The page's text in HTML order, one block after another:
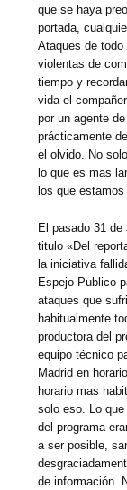
que se haya
portada,
Ataques de
violentas de
tiempo y
vida el
por un agente
prácticamente
el olvido. No
lo que es mas
los que
El pasado 31
titulo «Del
la iniciativa
Espejo Publico
ataques que
habitualmente
productora del
equipo técnico
Madrid en
horario mas
solo eso. Lo
del programa
a ser posible,
de información.